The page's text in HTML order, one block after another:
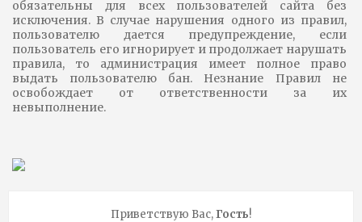
обязательны для всех пользователей сайта без
исключения. В случае нарушения одного из правил,
пользователю дается предупреждение, если
пользователь его игнорирует и продолжает нарушать
правила, то администрация имеет полное право
выдать пользователю бан. Незнание Правил не
освобождает от ответственности за их
невыполнение.
Приветствую Вас,Гость!